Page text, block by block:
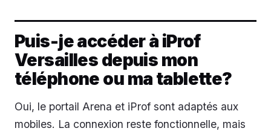
Puis-je accéder à iProf
Versailles depuis mon
téléphone ou ma tablette?
Oui, le portail Arena et iProf sont adaptés aux
mobiles. La connexion reste fonctionnelle, mais